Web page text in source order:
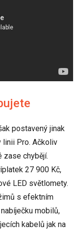
postavený jinak
linii Pro. Ačkoliv
zase chybějí.
27 900 Kč,
LED světlomety.
s efektním
mobilů,
kabelů jak na